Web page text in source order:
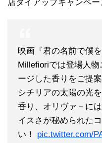
店タイアップキャンペー
映画『君の名前で僕
Millefioriでは登場人
ージした香りをご提
シチリアの太陽の光
香り、オリヴァ－に
イスさが秘められた
い！ pic.twitter.com/